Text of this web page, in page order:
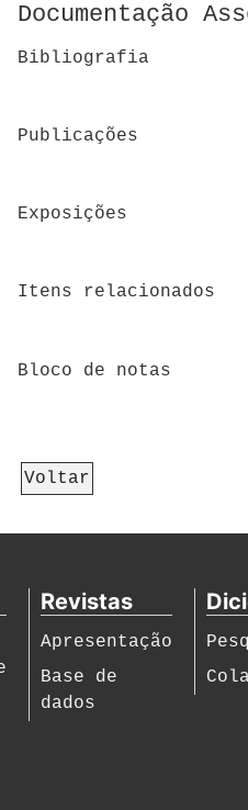
Documentação
Bibliografia
Publicações
Exposições
Itens relacionados
Bloco de notas
Voltar
Revistas
Apresentação
Base de
dados